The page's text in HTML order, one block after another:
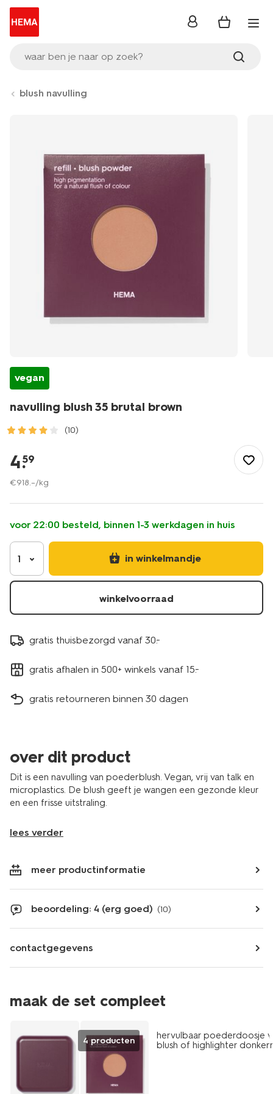
waar ben je naar op zoek?
inloggen
blush navulling
vegan
navulling blush 35 brutal brown
(10)
gezond/make-
up/blush/navulling/navulling-
blush-
brutal-
11290432.html
4.
59
€918.–/kg
voor 22:00 besteld, binnen 1-3 werkdagen in huis
1 in winkelmandje
winkelvoorraad
gratis thuisbezorgd vanaf 30.-
gratis afhalen in 500+ winkels vanaf 15.-
gratis retourneren binnen 30 dagen
over dit product
Dit is een navulling van poederblush. Vegan, vrij van talk en
microplastics. De blush geeft je wangen een gezonde kleur
en een frisse uitstraling.
lees verder
meer productinformatie
beoordeling: 4 (erg goed) (10)
contactgegevens
maak de set compleet
4 producten
hervulbaar poederdoosje
blush of highlighter